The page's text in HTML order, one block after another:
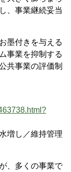
、事業継続妥当
墨付きを与える
事業を抑制する
共事業の評価制
増し／維持管理
、多くの事業で